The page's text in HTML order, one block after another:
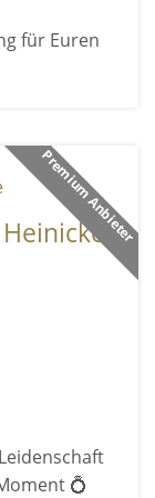
für Euren
Premium Anbieter
💍